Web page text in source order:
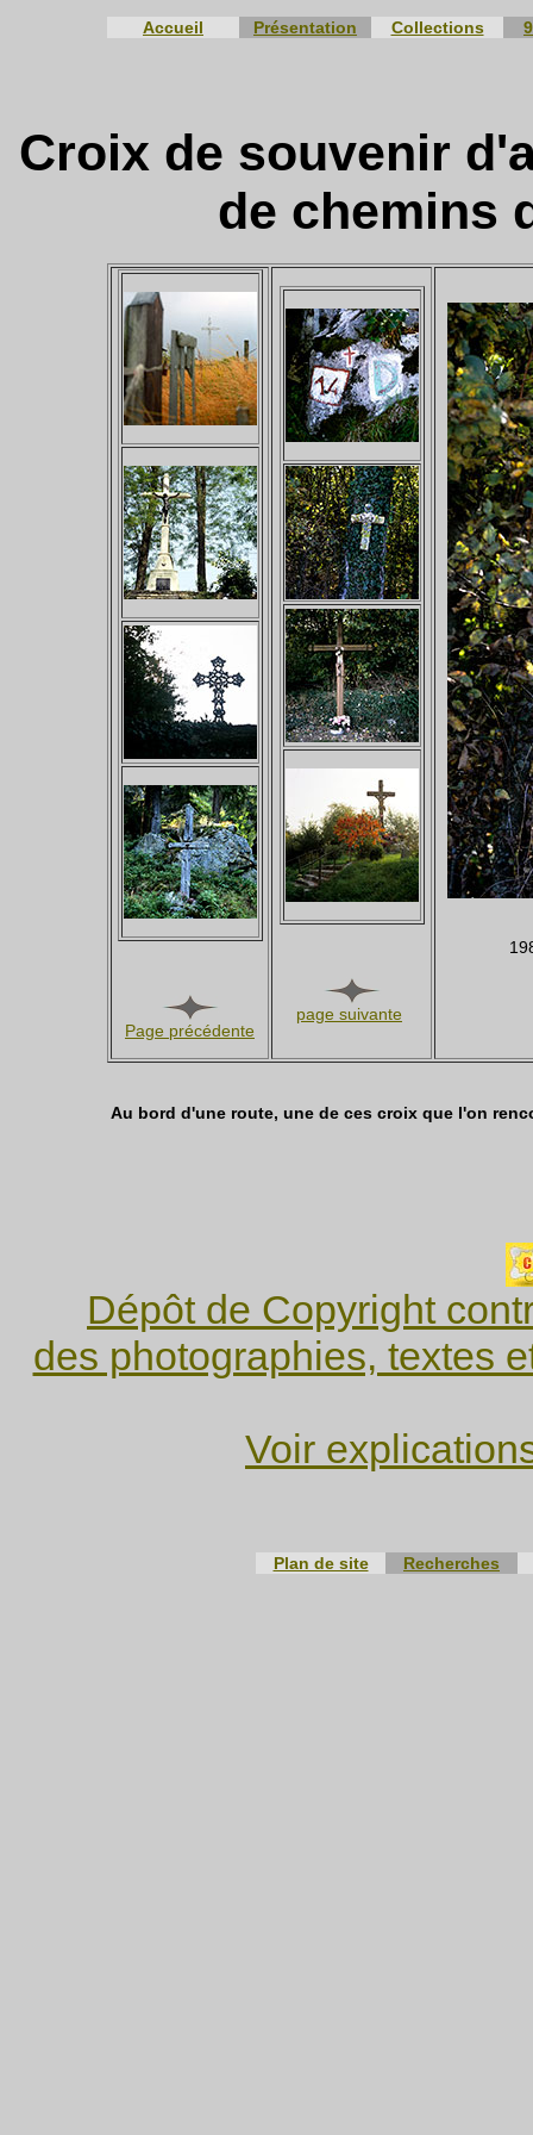
Accueil Présentation Collections
Croix de souvenir
de chemins
Page précédente
page suivante
Au bord d'une route, une de ces croix que l'on
Dépôt de Copyright
des photographies, textes
Voir
Plan de site Recherches